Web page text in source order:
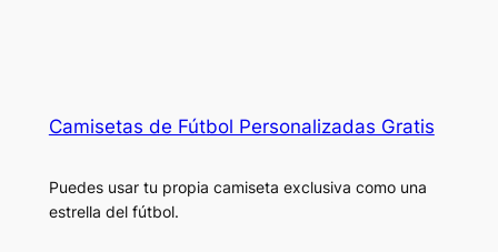
Camisetas de Fútbol Personalizadas Gratis
Puedes usar tu propia camiseta exclusiva como una
estrella del fútbol.